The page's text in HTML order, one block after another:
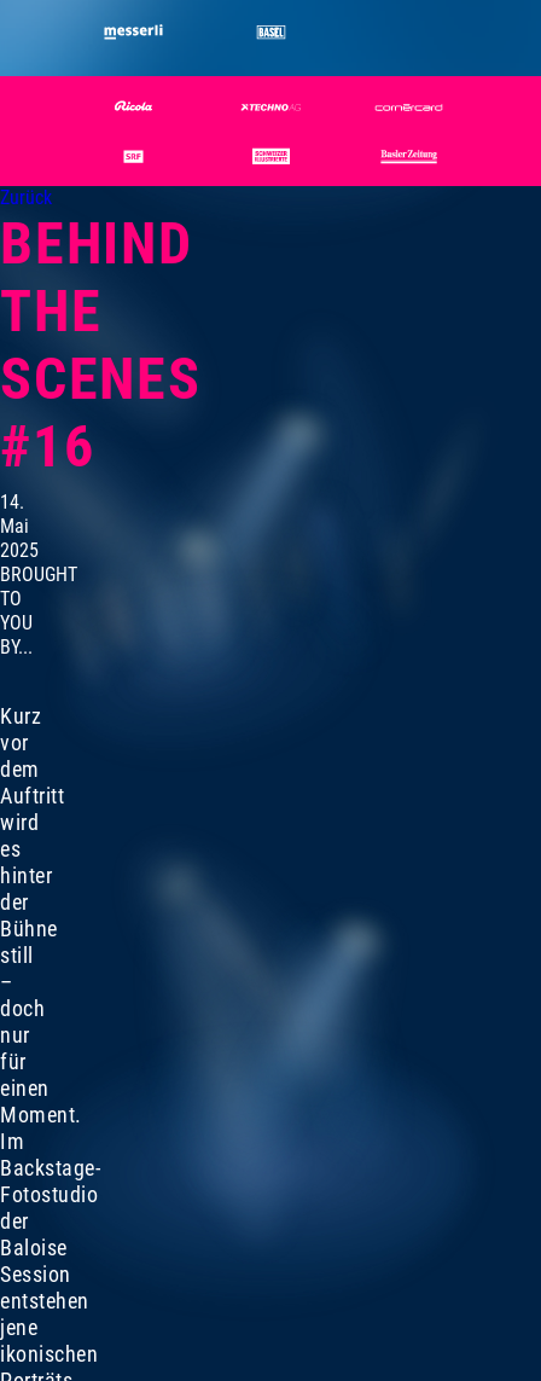
Zurück
BEHIND
THE
SCENES
#16
14.
Mai
2025
BROUGHT
TO
YOU
BY...
Kurz
vor
dem
Auftritt
wird
es
hinter
der
Bühne
still
–
doch
nur
für
einen
Moment.
Im
Backstage-
Fotostudio
der
Baloise
Session
entstehen
jene
ikonischen